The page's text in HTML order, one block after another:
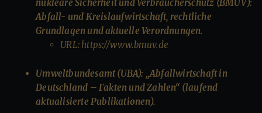
nukleare Sicherheit und Verbraucherschutz (BMUV):
Abfall- und Kreislaufwirtschaft, rechtliche
Grundlagen und aktuelle Verordnungen.
URL: https://www.bmuv.de
Umweltbundesamt (UBA): „Abfallwirtschaft in
Deutschland – Fakten und Zahlen“ (laufend
aktualisierte Publikationen).